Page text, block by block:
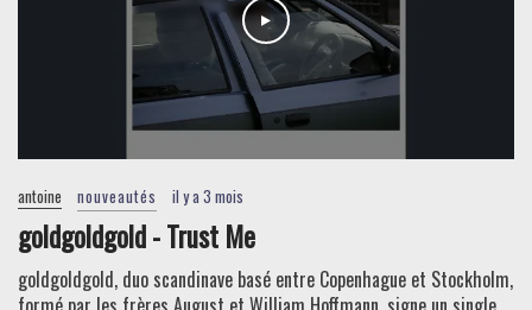
antoine nouveautés il y a 3 mois
goldgoldgold - Trust Me
goldgoldgold, duo scandinave basé entre Copenhague et Stockholm,